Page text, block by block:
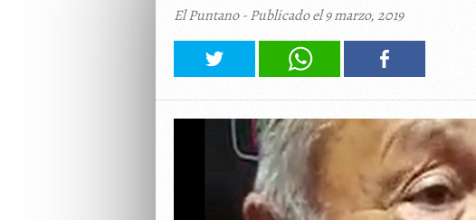
El Puntano - Publicado el 9 marzo, 2019